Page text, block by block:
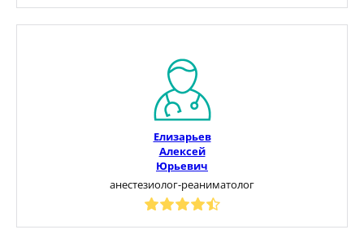
Елизарьев
Алексей
Юрьевич
анестезиолог-реаниматолог